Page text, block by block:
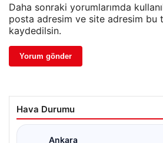
Daha sonraki yorumlarımda
posta adresim ve site adresim bu
kaydedilsin.
Hava Durumu
Ankara